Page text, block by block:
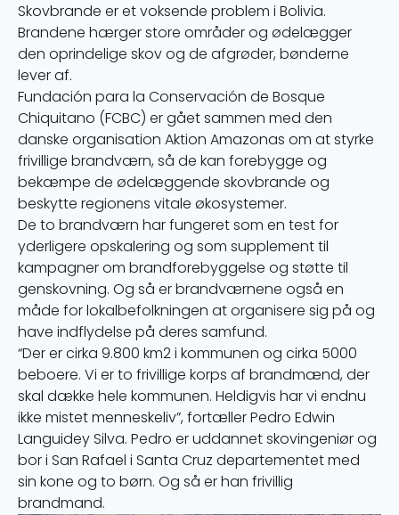
Skovbrande er et voksende problem i Bolivia.
Brandene hærger store områder og ødelægger
den oprindelige skov og de afgrøder, bønderne
lever af.
Fundación para la Conservación de Bosque
Chiquitano (FCBC) er gået sammen med den
danske organisation Aktion Amazonas om at styrke
frivillige brandværn, så de kan forebygge og
bekæmpe de ødelæggende skovbrande og
beskytte regionens vitale økosystemer.
De to brandværn har fungeret som en test for
yderligere opskalering og som supplement til
kampagner om brandforebyggelse og støtte til
genskovning. Og så er brandværnene også en
måde for lokalbefolkningen at organisere sig på og
have indflydelse på deres samfund.
“Der er cirka 9.800 km2 i kommunen og cirka 5000
beboere. Vi er to frivillige korps af brandmænd, der
skal dække hele kommunen. Heldigvis har vi endnu
ikke mistet menneskeliv”, fortæller Pedro Edwin
Languidey Silva. Pedro er uddannet skovingeniør og
bor i San Rafael i Santa Cruz departementet med
sin kone og to børn. Og så er han frivillig
brandmand.